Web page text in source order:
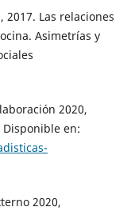
2017. Las relaciones
Asimetrías y
2020,
en:
2020,